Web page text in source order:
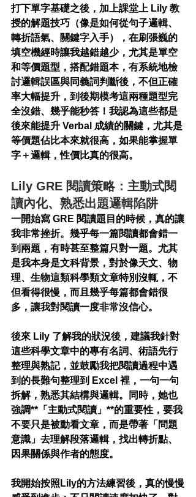
打下單字基礎之後，加上課堂上 Lily 教
授的解題技巧（像是如何從句子邏輯、
轉折語氣、關鍵字入手），在刷張巍的
填空機經時讓我越錯越少，尤其是單空
和等價題型，搭配錯題本，有系統地檢
討邏輯誤區與同義詞判斷後，不但正確
率大幅提升，到後期模考這兩種題型完
全沒錯、幾乎能秒答！我認為這些都是
後來能提升 Verbal 成績的關鍵，尤其是
等價題佔比本來就很高，如果能掌握單
字＋邏輯，性價比真的很高。
Lily GRE 閱讀策略：主動式閱
讀內化、熟悉出題邏輯陷阱
一開始寫 GRE 閱讀題目的時候，真的讓
我非常挫折。幾乎每一篇閱讀都會錯一
到兩題，有時甚至整篇只對一題。尤其
是我本身是文科背景，對於像天文、物
理、生物這類科學類文章特別沒輒，不
但看得很慢，而且幾乎每篇都會錯很
多，讓我對閱讀一度非常沒信心。
後來 Lily 了解我的狀況後，建議我針對
這些科學文章中的專有名詞、術語先行
整理與熟記，並鼓勵我把閱讀過程中遇
到的長難句整理到 Excel 裡，一句一句
拆解，熟悉其結構與邏輯。同時，她也
強調**「主動式閱讀」**的重要性，要我
不要只是被動看文章，而是帶著「問題
意識」去理解段落邏輯，找出轉折點、
因果關係與作者的態度。
我開始按照Lily的方法練習後，真的慢慢